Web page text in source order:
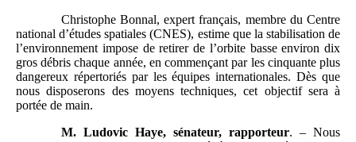
Christophe Bonnal, expert français, membre du Centre
national d’études spatiales (CNES), estime que la stabilisation de
l’environnement impose de retirer de l’orbite basse environ dix
gros débris chaque année, en commençant par les cinquante plus
dangereux répertoriés par les équipes internationales. Dès que
nous disposerons des moyens techniques, cet objectif sera à
portée de main.
M. Ludovic Haye, sénateur, rapporteur. – Nous